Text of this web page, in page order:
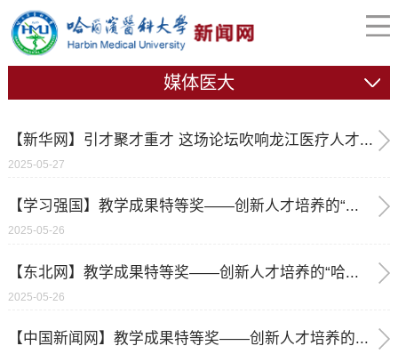
媒体医大
【新华网】引才聚才重才 这场论坛吹响龙江医疗人才...
2025-05-27
【学习强国】教学成果特等奖——创新人才培养的“...
2025-05-26
【东北网】教学成果特等奖——创新人才培养的“哈...
2025-05-26
【中国新闻网】教学成果特等奖——创新人才培养的...